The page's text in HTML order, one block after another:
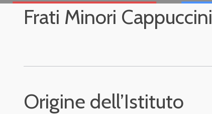
Frati Minori Cappuccini
Origine dell’Istituto